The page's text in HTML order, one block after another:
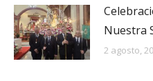
Nuestra
2 agosto,